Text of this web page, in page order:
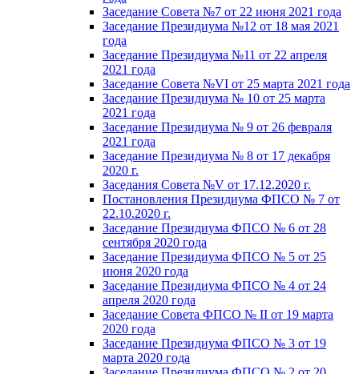
Заседание Совета №7 от 22 июня 2021 года
Заседание Президиума №12 от 18 мая 2021
года
Заседание Президиума №11 от 22 апреля
2021 года
Заседание Совета №VI от 25 марта 2021 года
Заседание Президиума № 10 от 25 марта
2021 года
Заседание Президиума № 9 от 26 февраля
2021 года
Заседание Президиума № 8 от 17 декабря
2020 г.
Заседания Совета №V от 17.12.2020 г.
Постановления Президиума ФПСО № 7 от
22.10.2020 г.
Заседание Президиума ФПСО № 6 от 28
сентября 2020 года
Заседание Президиума ФПСО № 5 от 25
июня 2020 года
Заседание Президиума ФПСО № 4 от 24
апреля 2020 года
Заседание Совета ФПСО № II от 19 марта
2020 года
Заседание Президиума ФПСО № 3 от 19
марта 2020 года